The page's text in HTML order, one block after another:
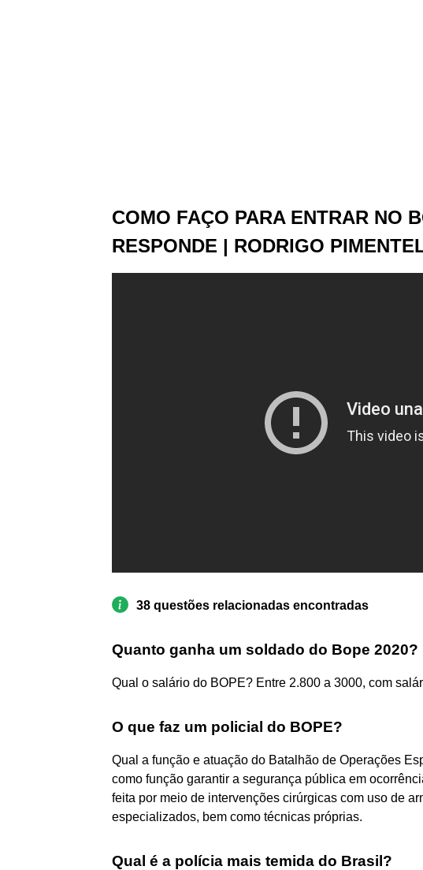
COMO FAÇO PARA ENTRAR NO
RESPONDE | RODRIGO
38 questões relacionadas encontradas
Quanto ganha um soldado do Bope 2020?
Qual o salário do BOPE? Entre 2.800 a 3000, com
O que faz um policial do BOPE?
Qual a função e atuação do Batalhão de Operações
como função garantir a segurança pública em
feita por meio de intervenções cirúrgicas com uso de
especializados, bem como técnicas próprias.
Qual é a polícia mais temida do Brasil?